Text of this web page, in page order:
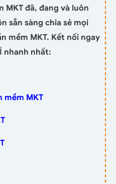
MKT đã, đang và luôn
sẵn sàng chia sẻ mọi
mềm MKT. Kết nối ngay
nhanh nhất:
mềm MKT